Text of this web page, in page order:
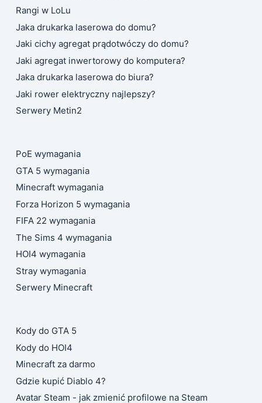
Rangi w LoLu
Jaka drukarka laserowa do domu?
Jaki cichy agregat prądotwóczy do domu?
Jaki agregat inwertorowy do komputera?
Jaka drukarka laserowa do biura?
Jaki rower elektryczny najlepszy?
Serwery Metin2
PoE wymagania
GTA 5 wymagania
Minecraft wymagania
Forza Horizon 5 wymagania
FIFA 22 wymagania
The Sims 4 wymagania
HOI4 wymagania
Stray wymagania
Serwery Minecraft
Kody do GTA 5
Kody do HOI4
Minecraft za darmo
Gdzie kupić Diablo 4?
Avatar Steam - jak zmienić profilowe na Steam